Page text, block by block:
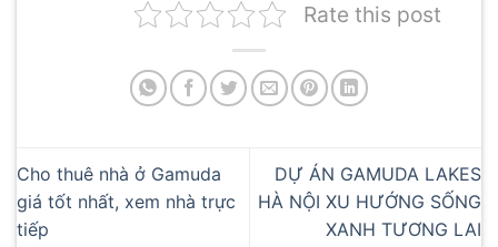
Rate this post
Cho thuê nhà ở Gamuda
giá tốt nhất, xem nhà trực
tiếp
DỰ ÁN GAMUDA LAKES
HÀ NỘI XU HƯỚNG SỐNG
XANH TƯƠNG LAI